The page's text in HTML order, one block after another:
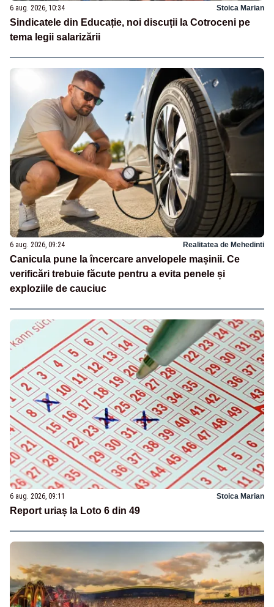
6 aug. 2026, 10:34 Stoica Marian
Sindicatele din Educație, noi discuții la Cotroceni pe
tema legii salarizării
6 aug. 2026, 09:24 Realitatea de Mehedinti
Canicula pune la încercare anvelopele mașinii. Ce
verificări trebuie făcute pentru a evita penele și
exploziile de cauciuc
6 aug. 2026, 09:11 Stoica Marian
Report uriaș la Loto 6 din 49